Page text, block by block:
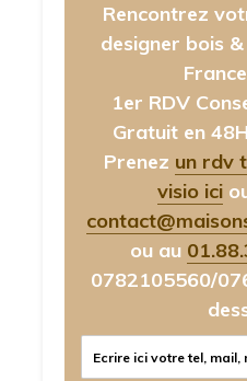
Rencontrez
designer bois
1er RDV
Gratuit en
Prenez un rdv
visio ici
ou au
0782105560/